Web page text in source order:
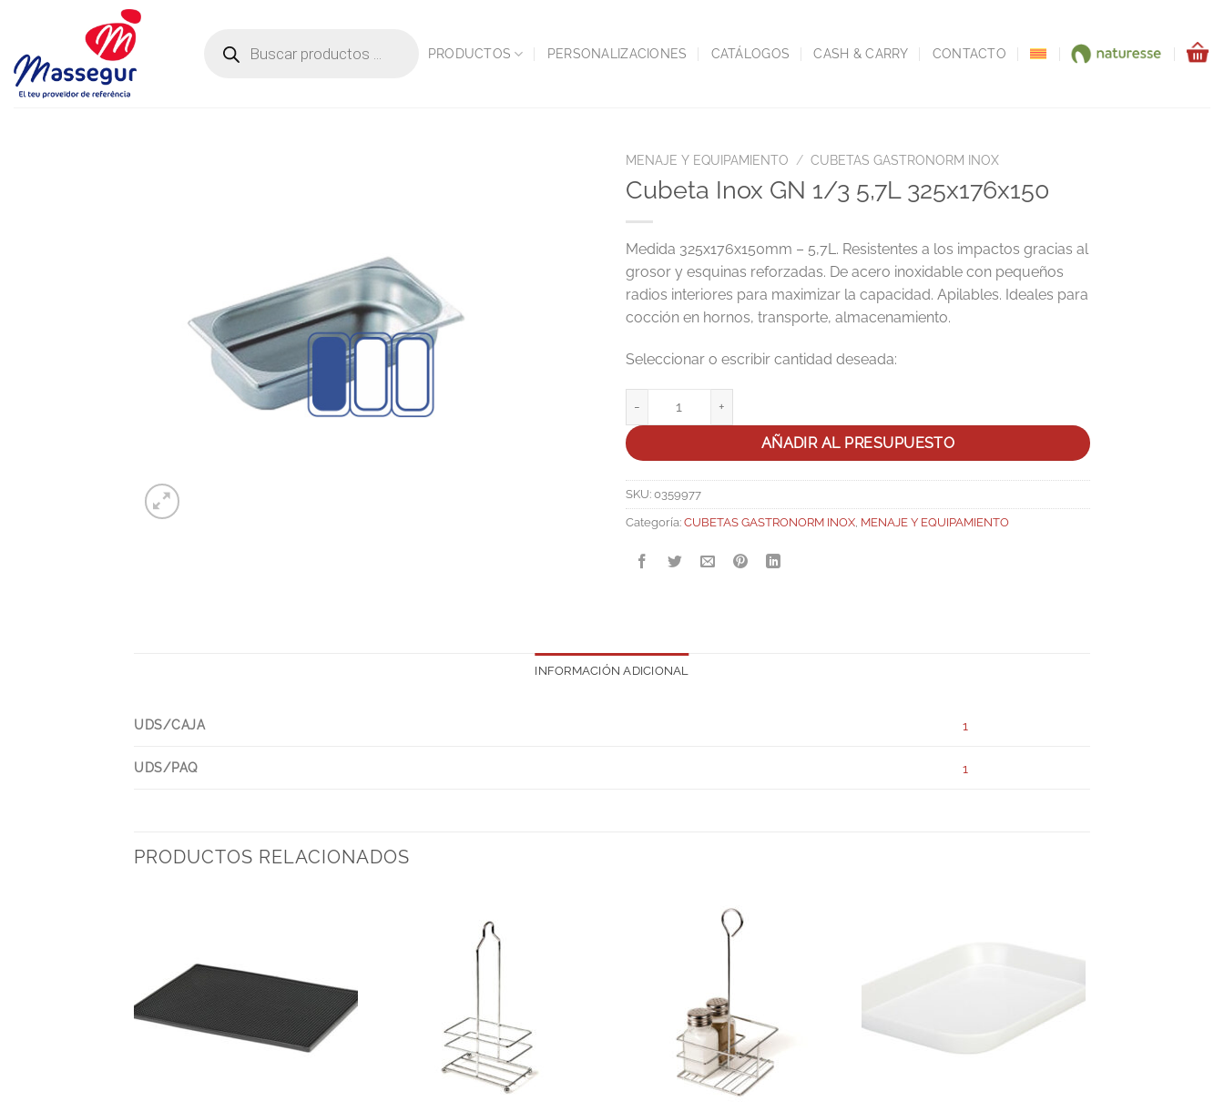
contenido
productos
PRODUCTOS PERSONALIZACIONES CATÁLOGOS CASH & CARRY CONTACTO
MENAJE Y EQUIPAMIENTO / CUBETAS GASTRONORM INOX
Cubeta Inox GN 1/3 5,7L 325x176x150
Medida 325x176x150mm – 5,7L. Resistentes a los impactos gracias al
grosor y esquinas reforzadas. De acero inoxidable con pequeños
radios interiores para maximizar la capacidad. Apilables. Ideales para
cocción en hornos, transporte, almacenamiento.
AÑADIR AL PRESUPUESTO
SKU: 0359977
Categoría: CUBETAS GASTRONORM INOX MENAJE Y EQUIPAMIENTO
INFORMACIÓN ADICIONAL
UDS/CAJA 1
UDS/PAQ 1
PRODUCTOS RELACIONADOS